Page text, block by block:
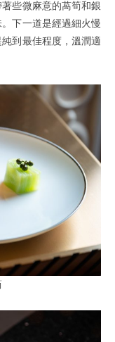
些微麻意的萵筍和銀
下一道是經過細火慢
到最佳程度，溫潤適